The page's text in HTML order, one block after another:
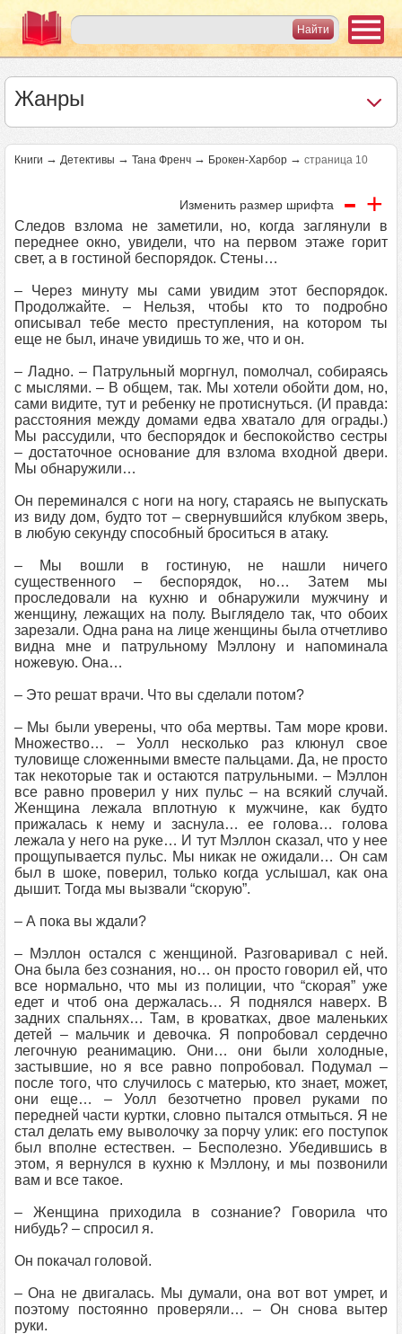
Жанры
Книги → Детективы → Тана Френч → Брокен-Харбор → страница 10
Изменить размер шрифта - +
Следов взлома не заметили, но, когда заглянули в
переднее окно, увидели, что на первом этаже горит
свет, а в гостиной беспорядок. Стены…
– Через минуту мы сами увидим этот беспорядок.
Продолжайте. – Нельзя, чтобы кто то подробно
описывал тебе место преступления, на котором ты
еще не был, иначе увидишь то же, что и он.
– Ладно. – Патрульный моргнул, помолчал, собираясь
с мыслями. – В общем, так. Мы хотели обойти дом, но,
сами видите, тут и ребенку не протиснуться. (И правда:
расстояния между домами едва хватало для ограды.)
Мы рассудили, что беспорядок и беспокойство сестры
– достаточное основание для взлома входной двери.
Мы обнаружили…
Он переминался с ноги на ногу, стараясь не выпускать
из виду дом, будто тот – свернувшийся клубком зверь,
в любую секунду способный броситься в атаку.
– Мы вошли в гостиную, не нашли ничего
существенного – беспорядок, но… Затем мы
проследовали на кухню и обнаружили мужчину и
женщину, лежащих на полу. Выглядело так, что обоих
зарезали. Одна рана на лице женщины была отчетливо
видна мне и патрульному Мэллону и напоминала
ножевую. Она…
– Это решат врачи. Что вы сделали потом?
– Мы были уверены, что оба мертвы. Там море крови.
Множество… – Уолл несколько раз клюнул свое
туловище сложенными вместе пальцами. Да, не просто
так некоторые так и остаются патрульными. – Мэллон
все равно проверил у них пульс – на всякий случай.
Женщина лежала вплотную к мужчине, как будто
прижалась к нему и заснула… ее голова… голова
лежала у него на руке… И тут Мэллон сказал, что у нее
прощупывается пульс. Мы никак не ожидали… Он сам
был в шоке, поверил, только когда услышал, как она
дышит. Тогда мы вызвали “скорую”.
– А пока вы ждали?
– Мэллон остался с женщиной. Разговаривал с ней.
Она была без сознания, но… он просто говорил ей, что
все нормально, что мы из полиции, что “скорая” уже
едет и чтоб она держалась… Я поднялся наверх. В
задних спальнях… Там, в кроватках, двое маленьких
детей – мальчик и девочка. Я попробовал сердечно
легочную реанимацию. Они… они были холодные,
застывшие, но я все равно попробовал. Подумал –
после того, что случилось с матерью, кто знает, может,
они еще… – Уолл безотчетно провел руками по
передней части куртки, словно пытался отмыться. Я не
стал делать ему выволочку за порчу улик: его поступок
был вполне естествен. – Бесполезно. Убедившись в
этом, я вернулся в кухню к Мэллону, и мы позвонили
вам и все такое.
– Женщина приходила в сознание? Говорила что
нибудь? – спросил я.
Он покачал головой.
– Она не двигалась. Мы думали, она вот вот умрет, и
поэтому постоянно проверяли… – Он снова вытер
руки.